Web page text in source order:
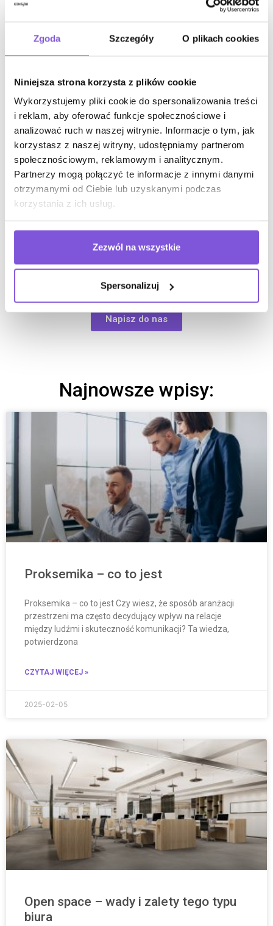
Zgoda Szczegóły O plikach cookies
Niniejsza strona korzysta z plików cookie
Wykorzystujemy pliki cookie do spersonalizowania treści
i reklam, aby oferować funkcje społecznościowe i
analizować ruch w naszej witrynie. Informacje o tym, jak
korzystasz z naszej witryny, udostępniamy partnerom
społecznościowym, reklamowym i analitycznym.
Partnerzy mogą połączyć te informacje z innymi danymi
otrzymanymi od Ciebie lub uzyskanymi podczas
korzystania z ich usług.
Zezwól na wszystkie
Spersonalizuj
funkcjonalnego i atrakcyjnego miejsca pracy, które wspiera
zmaksymalizować ich produktywność. Oprócz naszej
szerokiej gamy mebli biurowych, nasz zespół może również
zmaksymalizować produktywność i kreatywne myślenie?
Consido może pomóc w zaprojektowaniu i zainstalowaniu
idealnych projektów dla Twojej firmy. Consido jest wiodącym
dostawcą mebli biurowych, edukacyjnych, restauracyjnych i
hotelowych, oferującym wysokiej jakości usługi projektowe i
instalacyjne w dowolnym stylu i skali. Nasza siedziba główna
znajduje się w Łodzi Andrzejowie, ul. Taborowa 119D. Jeśli
jesteś gotowy, aby rozpocząć projektowanie biura, skontaktuj
Instagramie i Linked In.
Napisz do nas
Najnowsze wpisy:
Proksemika – co to jest
Proksemika – co to jest Czy wiesz, że sposób aranżacji
przestrzeni ma często decydujący wpływ na relacje
między ludźmi i skuteczność komunikacji? Ta wiedza,
potwierdzona
CZYTAJ WIĘCEJ »
2025-02-05
Open space – wady i zalety tego typu
biura